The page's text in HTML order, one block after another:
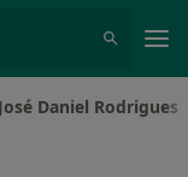
de cidade
José Daniel Rodrigues